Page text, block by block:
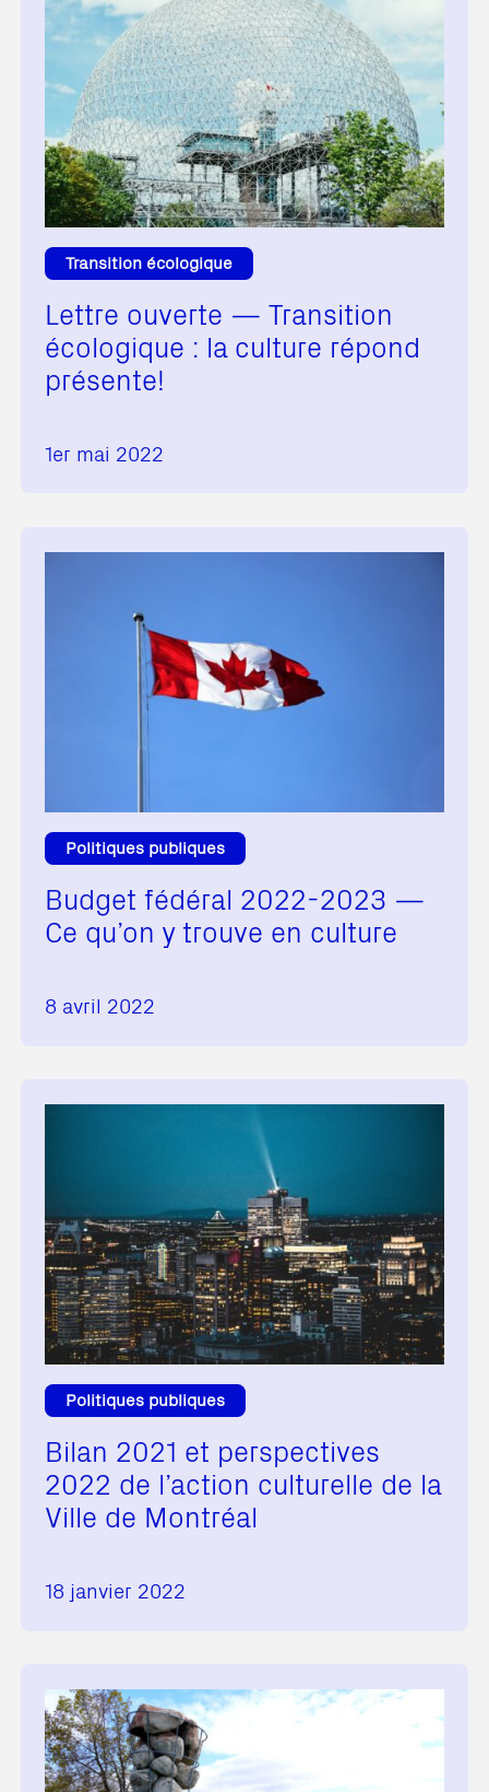
Transition écologique
Lettre ouverte — Transition
écologique : la culture répond
présente!
1er mai 2022
Politiques publiques
Budget fédéral 2022-2023 —
Ce qu’on y trouve en culture
8 avril 2022
Politiques publiques
Bilan 2021 et perspectives
2022 de l’action culturelle de la
Ville de Montréal
18 janvier 2022